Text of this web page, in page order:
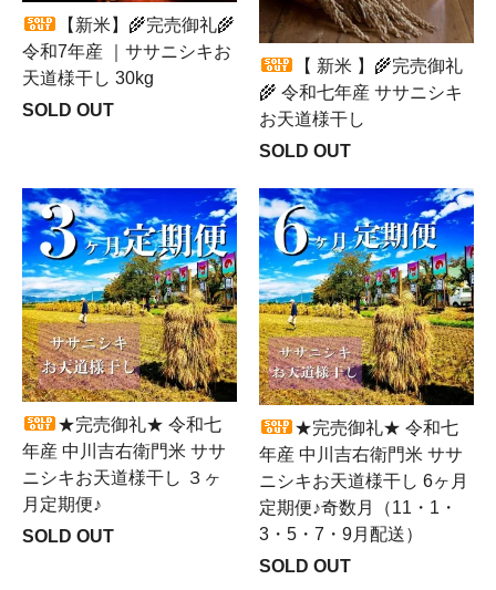
【新米】🌾完売御礼🌾
令和7年産 ｜ササニシキお
天道様干し 30kg
SOLD OUT
【 新米 】🌾完売御礼
🌾 令和七年産 ササニシキ
お天道様干し
SOLD OUT
★完売御礼★ 令和七
年産 中川吉右衛門米 ササ
ニシキお天道様干し ３ヶ
月定期便♪
SOLD OUT
★完売御礼★ 令和七
年産 中川吉右衛門米 ササ
ニシキお天道様干し 6ヶ月
定期便♪奇数月（11・1・
3・5・7・9月配送）
SOLD OUT